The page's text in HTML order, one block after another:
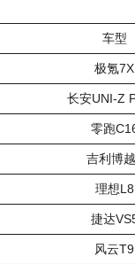
车型
极氪7X
长安UNI-Z
零跑
吉利博越
理想L8
捷达
风云T9